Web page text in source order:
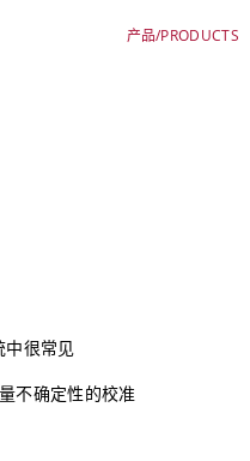
产品/PRODUCTS
很常见
不确定性的校准